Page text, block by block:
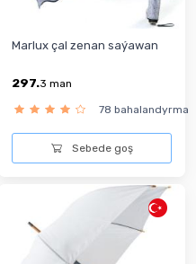
Marlux çal zenan saýawan
297.3 man
78 bahalandyrma
Sebede goş